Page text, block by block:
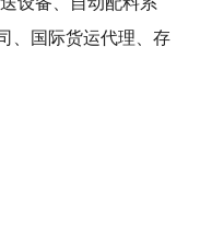
、国际货运代理、存